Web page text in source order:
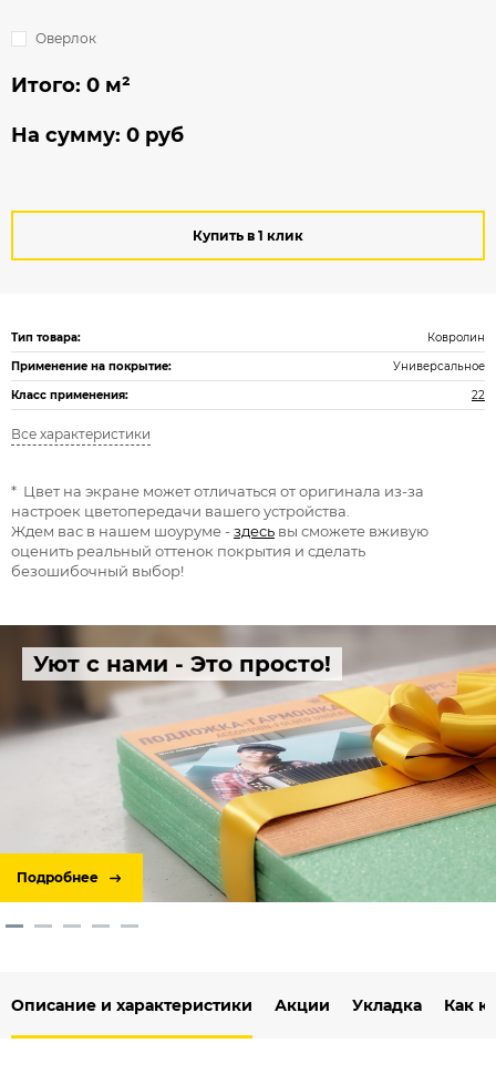
Оверлок
Итого: 0 м²
На сумму: 0 руб
Купить в 1 клик
Тип товара:
Ковролин
Применение на покрытие:
Универсальное
Класс применения:
22
Все характеристики
* Цвет на экране может отличаться от оригинала из-за
настроек цветопередачи вашего устройства.
Ждем вас в нашем шоуруме -здесь вы сможете вживую
оценить реальный оттенок покрытия и сделать
безошибочный выбор!
Уют с нами - Это просто!
Подробнее
Описание и характеристики Акции Укладка Как